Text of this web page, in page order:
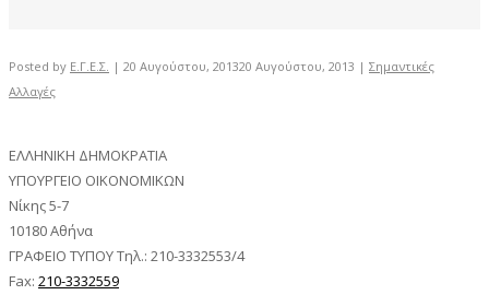
Posted by Ε.Γ.Ε.Σ. | 20 Αυγούστου, 201320 Αυγούστου, 2013 | Σημαντικές
Αλλαγές
ΕΛΛΗΝΙΚΗ ΔΗΜΟΚΡΑΤΙΑ
ΥΠΟΥΡΓΕΙΟ ΟΙΚΟΝΟΜΙΚΩΝ
Νίκης 5-7
10180 Αθήνα
ΓΡΑΦΕΙΟ ΤΥΠΟΥ Tηλ.: 210-3332553/4
Fax: 210-3332559